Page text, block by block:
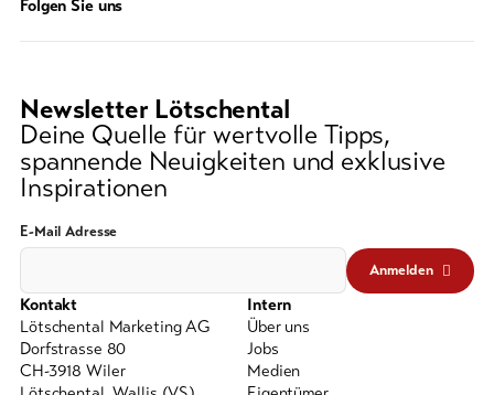
Folgen Sie uns
Newsletter Lötschental
Deine Quelle für wertvolle Tipps,
spannende Neuigkeiten und exklusive
Inspirationen
E-Mail Adresse
Anmelden
Kontakt
Lötschental Marketing AG
Dorfstrasse 80
CH-3918 Wiler
Intern
Über uns
Jobs
Medien